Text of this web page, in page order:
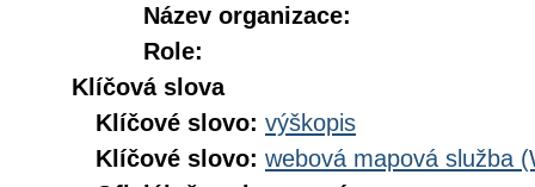
Název organizace:
Role:
Klíčová slova
Klíčové slovo: výškopis
Klíčové slovo: webová mapová služba